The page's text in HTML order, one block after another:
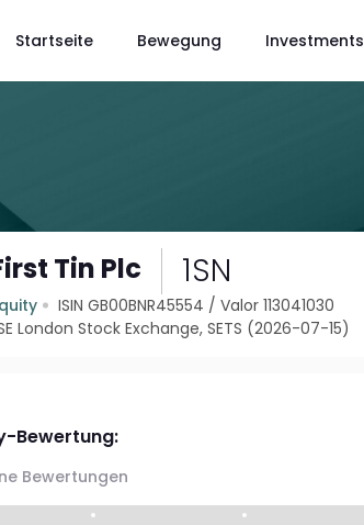
Startseite Bewegung Investments
Tin Plc 1SN
ISIN GB00BNR45554 /Valor 113041030
London Stock Exchange, SETS (2026-07-15)
Bewertung:
Bewertungen